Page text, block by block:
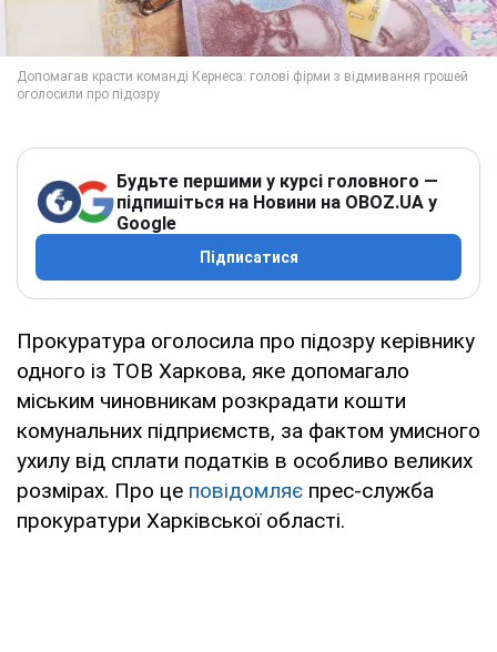
Будьте першими у курсі головного —
підпишіться на Новини на OBOZ.UA у
Google
Підписатися
Прокуратура оголосила про підозру керівнику
одного із ТОВ Харкова, яке допомагало
міським чиновникам розкрадати кошти
комунальних підприємств, за фактом умисного
ухилу від сплати податків в особливо великих
розмірах. Про це повідомляє прес-служба
прокуратури Харківської області.